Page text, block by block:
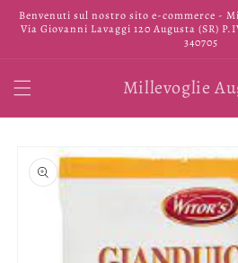
direttamente
ai contenuti
Benvenuti sul nostro sito e-commerce -
Via Giovanni Lavaggi 120 Augusta (SR)
340705
Millevoglie
Passa alle
informazioni
sul prodotto